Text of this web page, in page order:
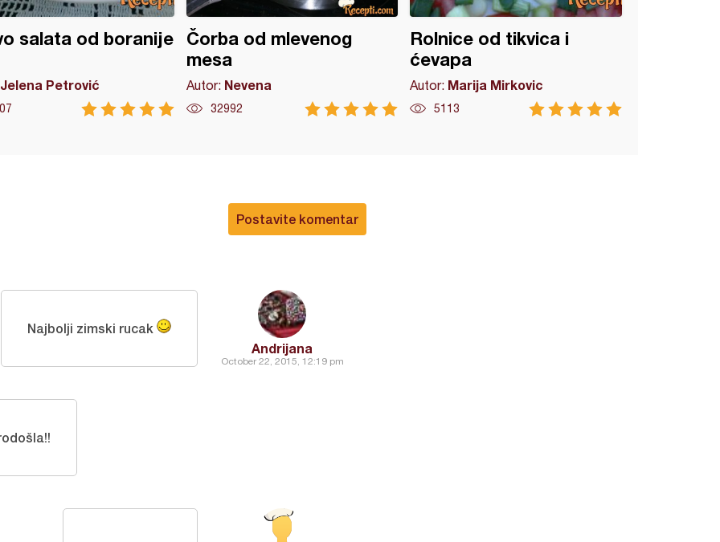
salata od boranije
Jelena Petrović
Čorba od mlevenog
mesa
Autor: Nevena
32992
Rolnice od tikvica i
ćevapa
Autor: Marija Mirkovic
5113
Postavite komentar
Andrijana
October 22, 2015, 12:19 pm
Najbolji zimski rucak